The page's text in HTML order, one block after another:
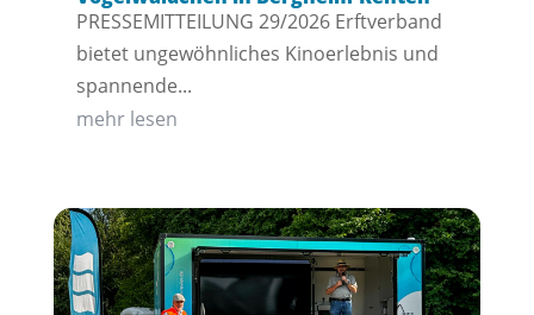
PRESSEMITTEILUNG 29/2026 Erftverband
bietet ungewöhnliches Kinoerlebnis und
spannende...
mehr lesen